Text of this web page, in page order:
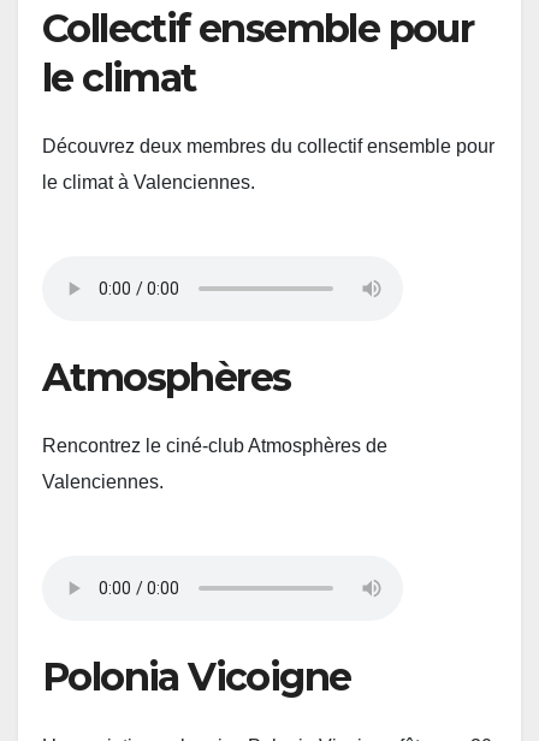
Collectif ensemble pour
le climat
Découvrez deux membres du collectif ensemble pour
le climat à Valenciennes.
Atmosphères
Rencontrez le ciné-club Atmosphères de
Valenciennes.
Polonia Vicoigne